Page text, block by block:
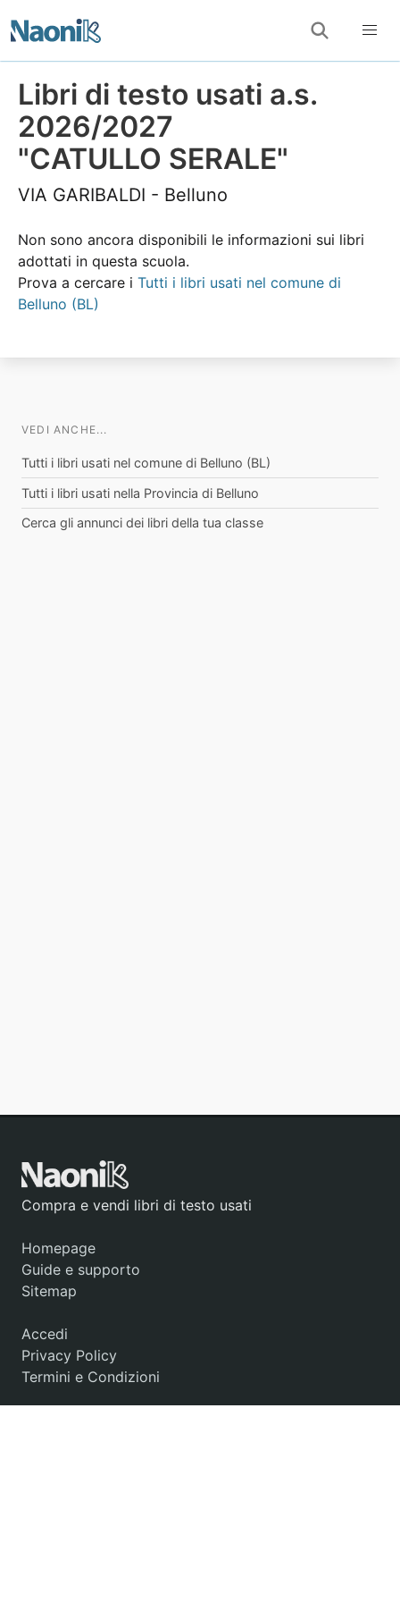
Libri di testo usati a.s.
2026/2027
"CATULLO SERALE"
VIA GARIBALDI - Belluno
Non sono ancora disponibili le informazioni sui libri
adottati in questa scuola.
Prova a cercare i Tutti i libri usati nel comune di
Belluno (BL)
VEDI ANCHE...
Tutti i libri usati nel comune di Belluno (BL)
Tutti i libri usati nella Provincia di Belluno
Cerca gli annunci dei libri della tua classe
Compra e vendi libri di testo usati
Homepage
Guide e supporto
Sitemap
Accedi
Privacy Policy
Termini e Condizioni